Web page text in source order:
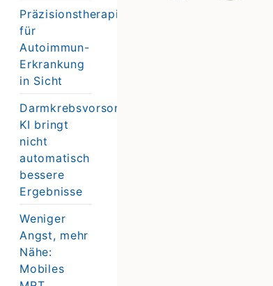
Präzisionstherapie
für
Autoimmun-
Erkrankung
in Sicht
Darmkrebsvorsorge:
KI bringt
nicht
automatisch
bessere
Ergebnisse
Weniger
Angst, mehr
Nähe:
Mobiles